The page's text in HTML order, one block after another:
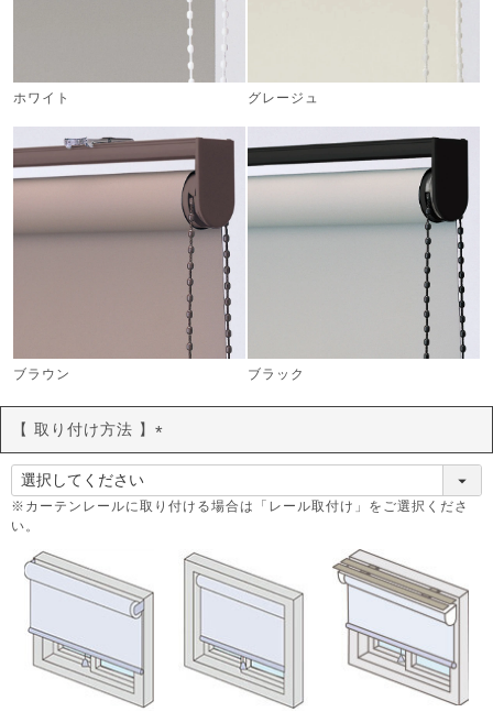
ホワイト グレージュ
ブラウン ブラック
【 取り付け方法 】
(
須
※カーテンレールに取り付ける場合は「レール取付け」をご選択くださ
い。